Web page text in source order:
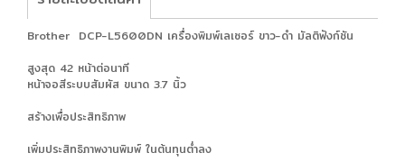
Brother DCP-L5600DN เครื่องพิมพ์เลเซอร์ ขาว-ดำ มัลติฟังก์ชัน
สูงสุด 42 หน้าต่อนาที
หน้าจอสีระบบสัมผัส ขนาด 3.7 นิ้ว
สร้างเพื่อประสิทธิภาพ
เพิ่มประสิทธิภาพงานพิมพ์ ในต้นทุนต่ำลง